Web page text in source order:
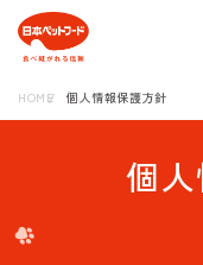
HOME 個人情報保護方針
個